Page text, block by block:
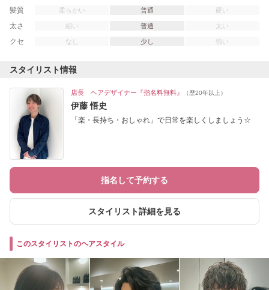
髪質 柔らかい 普通 硬い
太さ 細い 普通 太い
クセ なし 少し 強い
スタイリスト情報
店長 ヘアデザイナー『指名料無料』 （歴20年以上）
伊藤 悟史
「楽・長持ち・おしゃれ」で日常を楽しくしましょう☆
指名して予約する
スタイリスト詳細を見る
このスタイリストのヘアスタイル